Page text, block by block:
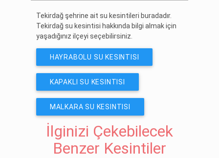
Tekirdağ şehrine ait su kesintileri buradadır.
Tekirdağ su kesintisi hakkında bilgi almak için
yaşadığınız ilçeyi seçebilirsiniz.
HAYRABOLU SU KESINTISI
KAPAKLI SU KESINTISI
MALKARA SU KESINTISI
İlginizi Çekebilecek
Benzer Kesintiler